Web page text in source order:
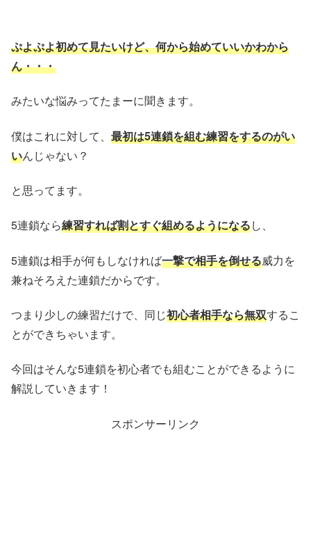
ぷよぷよ初めて見たいけど、何から始めていいかわから
ん・・・
みたいな悩みってたまーに聞きます。
僕はこれに対して、 最初は5連鎖を組む練習をするのがい
いんじゃない？
と思ってます。
5連鎖なら練習すれば割とすぐ組めるようになるし、
5連鎖は相手が何もしなければ一撃で相手を倒せる威力を
兼ねそろえた連鎖だからです。
つまり少しの練習だけで、同じ初心者相手なら無双するこ
とができちゃいます。
今回はそんな5連鎖を初心者でも組むことができるように
解説していきます！
スポンサーリンク